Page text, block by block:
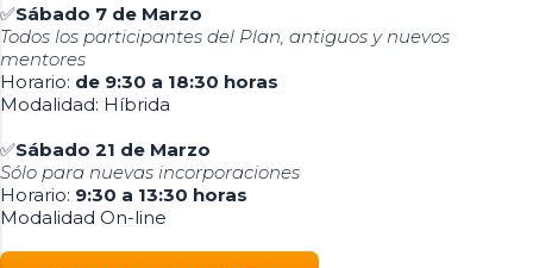
✅Sábado 7 de Marzo
Todos los participantes del Plan, antiguos y nuevos
mentores
Horario: de 9:30 a 18:30 horas
Modalidad: Híbrida
✅Sábado 21 de Marzo
Sólo para nuevas incorporaciones
Horario: 9:30 a 13:30 horas
Modalidad On-line